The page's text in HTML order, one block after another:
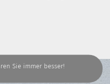
Sie immer besser!